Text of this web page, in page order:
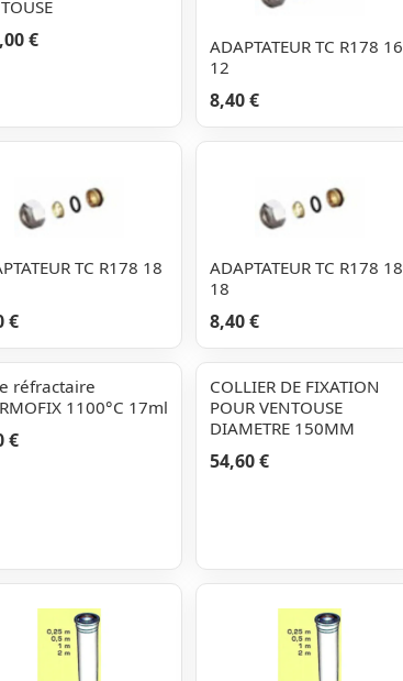
€
ADAPTATEUR TC R178 16
12
8,40 €
TC R178 18
€
ADAPTATEUR TC R178 18
18
8,40 €
réfractaire
1100°C 17ml
€
COLLIER DE FIXATION
POUR VENTOUSE
DIAMETRE 150MM
54,60 €